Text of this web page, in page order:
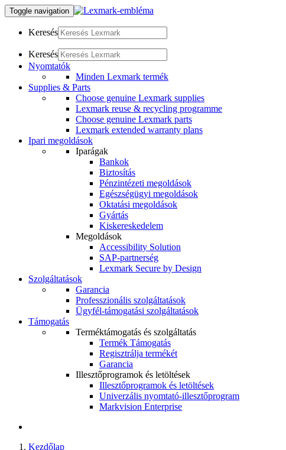
Toggle navigation
Keresés
Keresés
Nyomtatók
Minden Lexmark termék
Supplies & Parts
Choose genuine Lexmark supplies
Lexmark reuse & recycling programme
Choose genuine Lexmark parts
Lexmark extended warranty plans
Ipari megoldások
Iparágak
Bankok
Biztosítás
Pénzintézeti megoldások
Egészségügyi megoldások
Oktatási megoldások
Gyártás
Kiskereskedelem
Megoldások
Accessibility Solution
SAP-partnerség
Lexmark Secure by Design
Szolgáltatások
Garancia
Professzionális szolgáltatások
Ügyfél-támogatási szolgáltatások
Támogatás
Terméktámogatás és szolgáltatás
Termék Támogatás
Regisztrálja termékét
Garancia
Illesztőprogramok és letöltések
Illesztőprogramok és letöltések
Univerzális nyomtató-illesztőprogram
Markvision Enterprise
Kezdőlap